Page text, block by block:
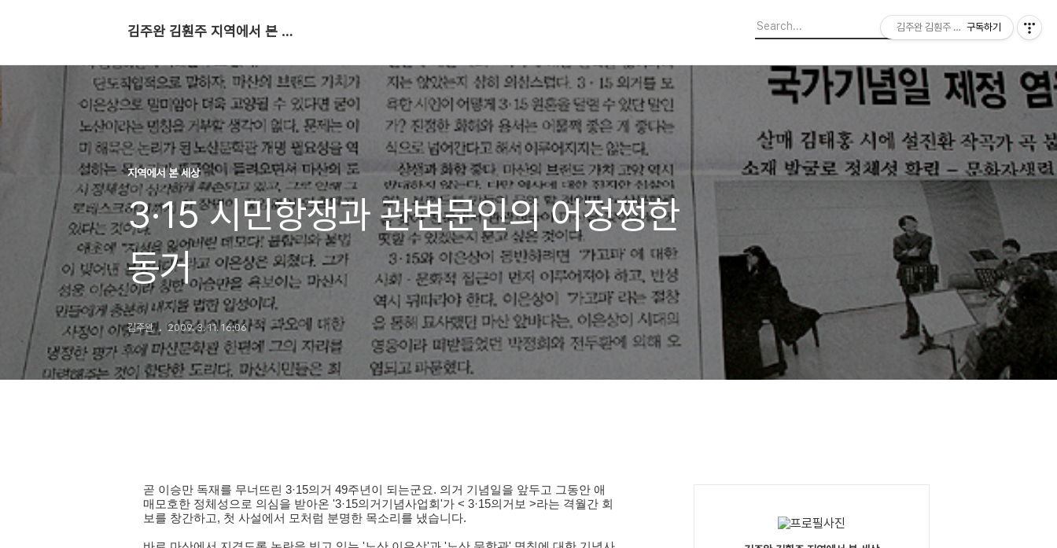
김주완 김훤주 지역에서 본 세상
지역에서 본 세상
3·15 시민항쟁과 관변문인의 어정쩡한
동거
김주완 2009. 3. 11. 16:06
곧 이승만 독재를 무너뜨린 3·15의거 49주년이 되는군요. 의거 기념일을 앞두고 그동안 애
매모호한 정체성으로 의심을 받아온 '3·15의거기념사업회'가 < 3·15의거보 >라는 격월간 회
보를 창간하고, 첫 사설에서 모처럼 분명한 목소리를 냈습니다.
김주완 김훤주 지역에서 본 세상
구독하기